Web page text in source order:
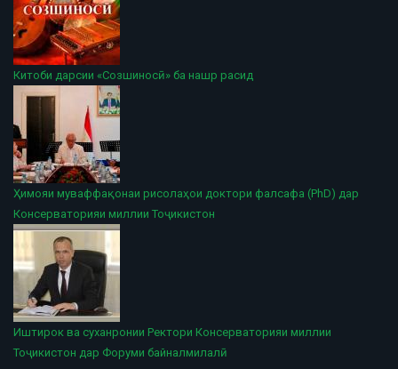
Китоби дарсии «Созшиносӣ» ба нашр расид
Ҳимояи муваффақонаи рисолаҳои доктори фалсафа (PhD) дар
Консерваторияи миллии Тоҷикистон
Иштирок ва суханронии Ректори Консерваторияи миллии
Тоҷикистон дар Форуми байналмилалӣ